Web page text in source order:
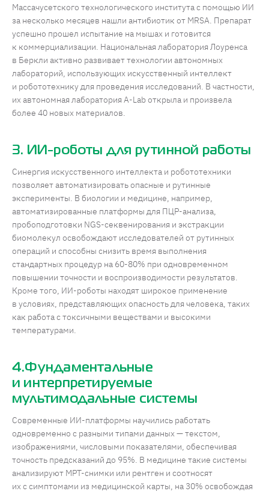
Массачусетского технологического института с помощью ИИ
за несколько месяцев нашли антибиотик от MRSA. Препарат
успешно прошел испытание на мышах и готовится
к коммерциализации. Национальная лаборатория Лоуренса
в Беркли активно развивает технологии автономных
лабораторий, использующих искусственный интеллект
и робототехнику для проведения исследований. В частности,
их автономная лаборатория A-Lab открыла и произвела
более 40 новых материалов.
3. ИИ-роботы для рутинной работы
Синергия искусственного интеллекта и робототехники
позволяет автоматизировать опасные и рутинные
эксперименты. В биологии и медицине, например,
автоматизированные платформы для ПЦР-анализа,
пробоподготовки NGS-секвенирования и экстракции
биомолекул освобождают исследователей от рутинных
операций и способны снизить время выполнения
стандартных процедур на 60-80% при одновременном
повышении точности и воспроизводимости результатов.
Кроме того, ИИ-роботы находят широкое применение
в условиях, представляющих опасность для человека, таких
как работа с токсичными веществами и высокими
температурами.
4.Фундаментальные
и интерпретируемые
мультимодальные системы
Современные ИИ-платформы научились работать
одновременно с разными типами данных — текстом,
изображениями, числовыми показателями, обеспечивая
точность предсказаний до 95%. В медицине такие системы
анализируют МРТ-снимки или рентген и соотносят
их с симптомами из медицинской карты, на 30% освобождая